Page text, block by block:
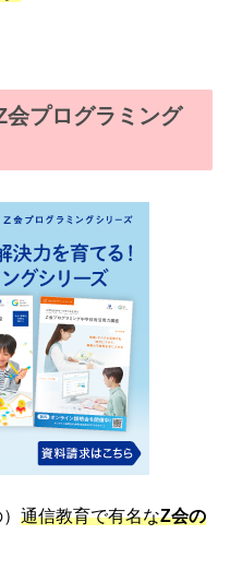
会プログラミング
通信教育で有名なZ会の